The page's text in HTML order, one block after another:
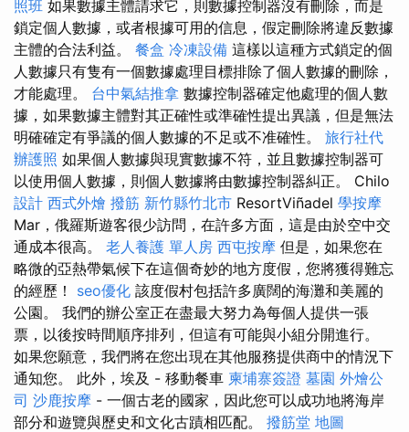
照班 如果數據主體請求它，則數據控制器沒有刪除，而是
鎖定個人數據，或者根據可用的信息，假定刪除將違反數據
主體的合法利益。 餐盒 冷凍設備 這樣以這種方式鎖定的個
人數據只有隻有一個數據處理目標排除了個人數據的刪除，
才能處理。 台中氣結推拿 數據控制器確定他處理的個人數
據，如果數據主體對其正確性或準確性提出異議，但是無法
明確確定有爭議的個人數據的不足或不准確性。 旅行社代
辦護照 如果個人數據與現實數據不符，並且數據控制器可
以使用個人數據，則個人數據將由數據控制器糾正。 Chilo
設計 西式外燴 撥筋 新竹縣竹北市 ResortViñadel 學按摩
Mar，俄羅斯遊客很少訪問，在許多方面，這是由於空中交
通成本很高。 老人養護 單人房 西屯按摩 但是，如果您在
略微的亞熱帶氣候下在這個奇妙的地方度假，您將獲得難忘
的經歷！ seo優化 該度假村包括許多廣闊的海灘和美麗的
公園。 我們的辦公室正在盡最大努力為每個人提供一張
票，以後按時間順序排列，但這有可能與小組分開進行。
如果您願意，我們將在您出現在其他服務提供商中的情況下
通知您。 此外，埃及 - 移動餐車 柬埔寨簽證 墓園 外燴公
司 沙鹿按摩 - 一個古老的國家，因此您可以成功地將海岸
部分和遊覽與歷史和文化古蹟相匹配。 撥筋堂 地圖